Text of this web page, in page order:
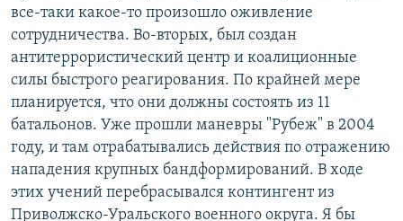
все-таки какое-то произошло оживление
сотрудничества. Во-вторых, был создан
антитеррористический центр и коалиционные
силы быстрого реагирования. По крайней мере
планируется, что они должны состоять из 11
батальонов. Уже прошли маневры "Рубеж" в 2004
году, и там отрабатывались действия по отражению
нападения крупных бандформирований. В ходе
этих учений перебрасывался контингент из
Приволжско-Уральского военного округа. Я бы